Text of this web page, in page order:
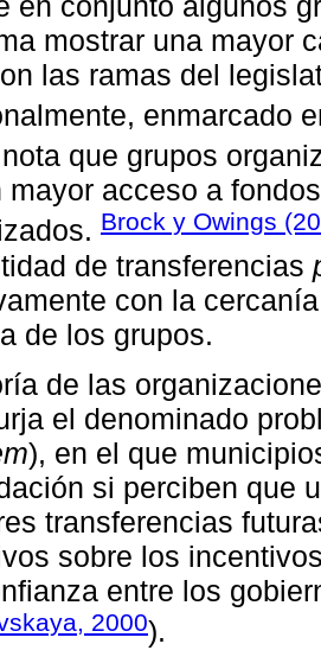
mostrar una mayor
las ramas del
enmarcado
nota que grupos
mayor acceso a
Brock y Owings
de transferencias
con la
de los grupos.
de las
el denominado
), en el que
si perciben que
transferencias
sobre los
entre los
2000).